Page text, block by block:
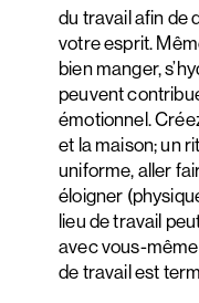
du travail afin de
votre esprit.
bien manger,
peuvent
émotionnel.
et la maison; un
uniforme, aller
éloigner
lieu de travail
avec vous-
de travail est